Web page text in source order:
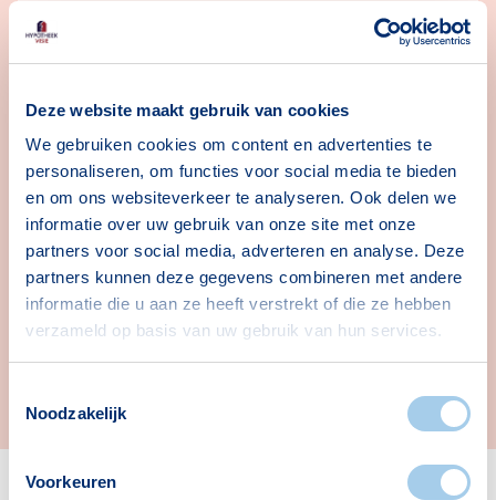
Deze website maakt gebruik van cookies
We gebruiken cookies om content en advertenties te
personaliseren, om functies voor social media te bieden
en om ons websiteverkeer te analyseren. Ook delen we
informatie over uw gebruik van onze site met onze
partners voor social media, adverteren en analyse. Deze
partners kunnen deze gegevens combineren met andere
informatie die u aan ze heeft verstrekt of die ze hebben
verzameld op basis van uw gebruik van hun services.
Noodzakelijk
Voorkeuren
Grootste aanbod en de scherpste prijs
Met een adviseur van een vestiging
Je komt naar de vestiging van je keuze toe, of je
hebt online of telefonisch een gesprek met één van
onze ervaren hypotheekadviseurs.
Online via webcam
Online afspreken met één van onze ervaren
hypotheekadviseurs is ook mogelijk.